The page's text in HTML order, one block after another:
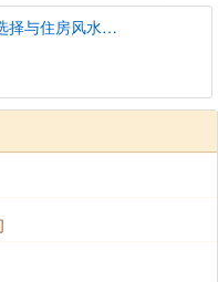
别的传统观念，以及
性代表来祭拜，以彰
是人们对灶王爷的
话，家家户户都会准
属兔者购房指南：东户西户选择与住房风水建议